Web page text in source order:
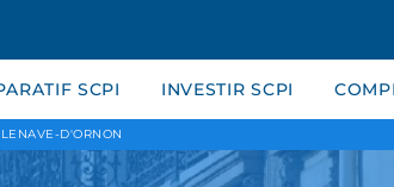
SCPI INVESTIR SCPI
D'ORNON